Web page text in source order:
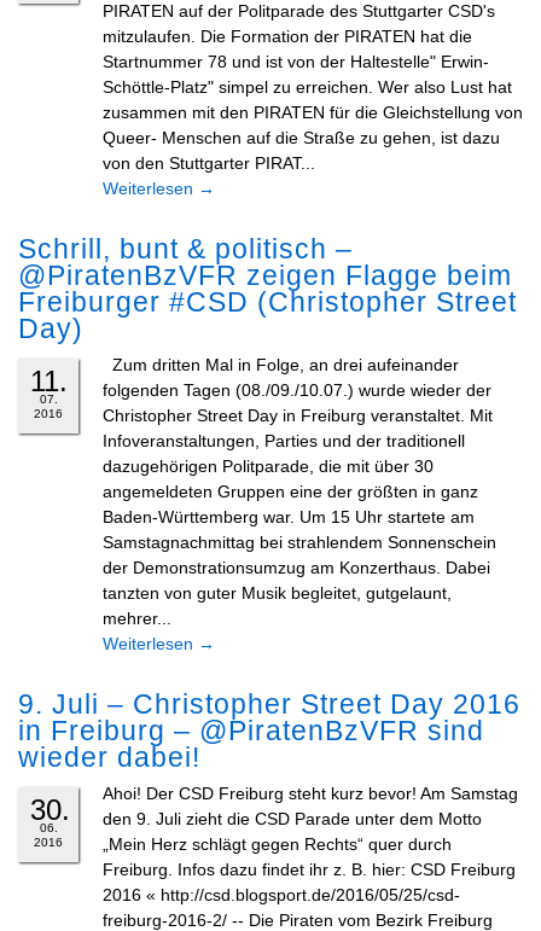
PIRATEN auf der Politparade des Stuttgarter CSD's
mitzulaufen. Die Formation der PIRATEN hat die
Startnummer 78 und ist von der Haltestelle" Erwin-
Schöttle-Platz" simpel zu erreichen. Wer also Lust hat
zusammen mit den PIRATEN für die Gleichstellung von
Queer- Menschen auf die Straße zu gehen, ist dazu
von den Stuttgarter PIRAT...
Weiterlesen →
Schrill, bunt & politisch –
@PiratenBzVFR zeigen Flagge beim
Freiburger #CSD (Christopher Street
Day)
11.
07.
2016
Zum dritten Mal in Folge, an drei aufeinander
folgenden Tagen (08./09./10.07.) wurde wieder der
Christopher Street Day in Freiburg veranstaltet. Mit
Infoveranstaltungen, Parties und der traditionell
dazugehörigen Politparade, die mit über 30
angemeldeten Gruppen eine der größten in ganz
Baden-Württemberg war. Um 15 Uhr startete am
Samstagnachmittag bei strahlendem Sonnenschein
der Demonstrationsumzug am Konzerthaus. Dabei
tanzten von guter Musik begleitet, gutgelaunt,
mehrer...
Weiterlesen →
9. Juli – Christopher Street Day 2016
in Freiburg – @PiratenBzVFR sind
wieder dabei!
30.
06.
2016
Ahoi! Der CSD Freiburg steht kurz bevor! Am Samstag
den 9. Juli zieht die CSD Parade unter dem Motto
„Mein Herz schlägt gegen Rechts“ quer durch
Freiburg. Infos dazu findet ihr z. B. hier: CSD Freiburg
2016 « http://csd.blogsport.de/2016/05/25/csd-
freiburg-2016-2/ -- Die Piraten vom Bezirk Freiburg